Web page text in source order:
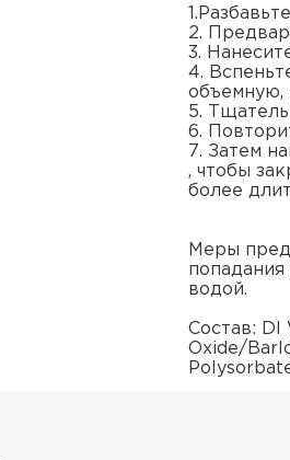
2.
3.
4.
объемную,
5.
6.
7. Затем
, чтобы
более
Меры
попадания
водой.
Состав: DI
Oxide/